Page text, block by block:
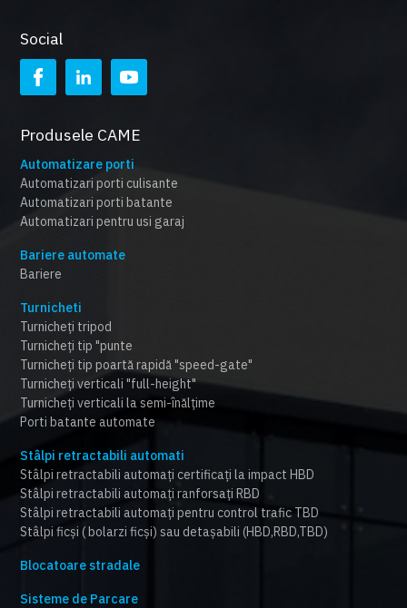
Social
Produsele CAME
Automatizare porti
Automatizari porti culisante
Automatizari porti batante
Automatizari pentru usi garaj
Bariere automate
Bariere
Turnicheti
Turnicheți tripod
Turnicheți tip "punte
Turnicheți tip poartă rapidă "speed-gate"
Turnicheți verticali "full-height"
Turnicheți verticali la semi-înălțime
Porti batante automate
Stâlpi retractabili automati
Stâlpi retractabili automați certificați la impact HBD
Stâlpi retractabili automați ranforsați RBD
Stâlpi retractabili automați pentru control trafic TBD
Stâlpi ficși ( bolarzi ficși) sau detașabili (HBD,RBD,TBD)
Blocatoare stradale
Sisteme de Parcare